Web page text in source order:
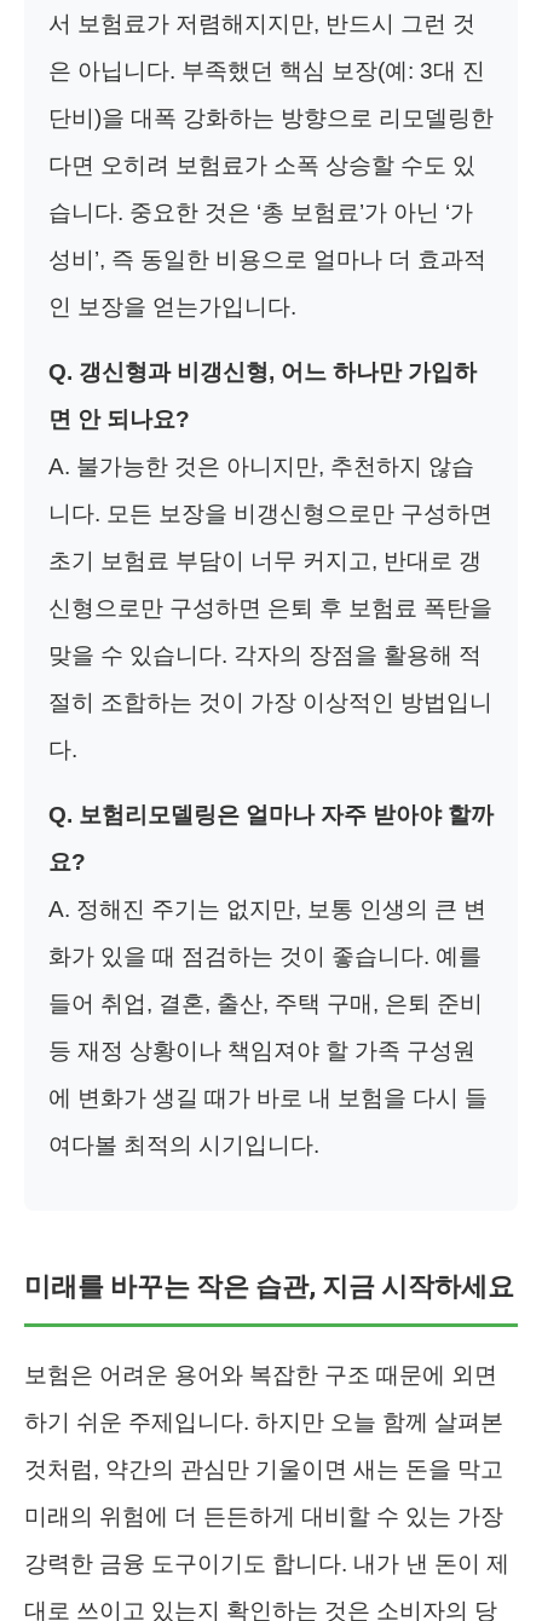
서 보험료가 저렴해지지만, 반드시 그런 것
은 아닙니다. 부족했던 핵심 보장(예: 3대 진
단비)을 대폭 강화하는 방향으로 리모델링한
다면 오히려 보험료가 소폭 상승할 수도 있
습니다. 중요한 것은 ‘총 보험료’가 아닌 ‘가
성비’, 즉 동일한 비용으로 얼마나 더 효과적
인 보장을 얻는가입니다.
Q. 갱신형과 비갱신형, 어느 하나만 가입하
면 안 되나요?
A. 불가능한 것은 아니지만, 추천하지 않습
니다. 모든 보장을 비갱신형으로만 구성하면
초기 보험료 부담이 너무 커지고, 반대로 갱
신형으로만 구성하면 은퇴 후 보험료 폭탄을
맞을 수 있습니다. 각자의 장점을 활용해 적
절히 조합하는 것이 가장 이상적인 방법입니
다.
Q. 보험리모델링은 얼마나 자주 받아야 할까
요?
A. 정해진 주기는 없지만, 보통 인생의 큰 변
화가 있을 때 점검하는 것이 좋습니다. 예를
들어 취업, 결혼, 출산, 주택 구매, 은퇴 준비
등 재정 상황이나 책임져야 할 가족 구성원
에 변화가 생길 때가 바로 내 보험을 다시 들
여다볼 최적의 시기입니다.
미래를 바꾸는 작은 습관, 지금 시작하세요
보험은 어려운 용어와 복잡한 구조 때문에 외면
하기 쉬운 주제입니다. 하지만 오늘 함께 살펴본
것처럼, 약간의 관심만 기울이면 새는 돈을 막고
미래의 위험에 더 든든하게 대비할 수 있는 가장
강력한 금융 도구이기도 합니다. 내가 낸 돈이 제
대로 쓰이고 있는지 확인하는 것은 소비자의 당